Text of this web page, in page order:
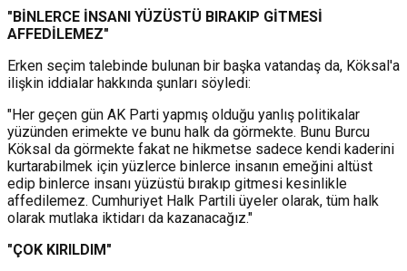
"BİNLERCE İNSANI YÜZÜSTÜ BIRAKIP GİTMESİ
AFFEDİLEMEZ"
Erken seçim talebinde bulunan bir başka vatandaş da, Köksal'a
ilişkin iddialar hakkında şunları söyledi:
"Her geçen gün AK Parti yapmış olduğu yanlış politikalar
yüzünden erimekte ve bunu halk da görmekte. Bunu Burcu
Köksal da görmekte fakat ne hikmetse sadece kendi kaderini
kurtarabilmek için yüzlerce binlerce insanın emeğini altüst
edip binlerce insanı yüzüstü bırakıp gitmesi kesinlikle
affedilemez. Cumhuriyet Halk Partili üyeler olarak, tüm halk
olarak mutlaka iktidarı da kazanacağız."
"ÇOK KIRILDIM"